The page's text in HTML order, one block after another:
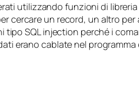
utilizzando funzioni di
un record, un altro
SQL injection perché i
eranocablate nel programma